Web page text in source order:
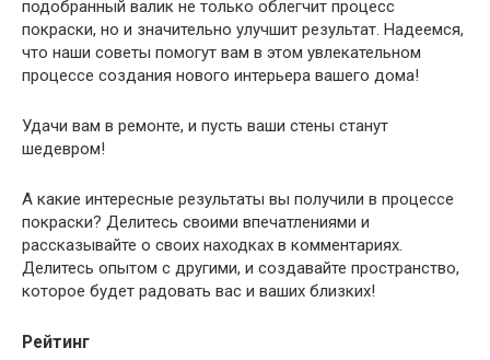
подобранный валик не только облегчит процесс
покраски, но и значительно улучшит результат. Надеемся,
что наши советы помогут вам в этом увлекательном
процессе создания нового интерьера вашего дома!
Удачи вам в ремонте, и пусть ваши стены станут
шедевром!
А какие интересные результаты вы получили в процессе
покраски? Делитесь своими впечатлениями и
рассказывайте о своих находках в комментариях.
Делитесь опытом с другими, и создавайте пространство,
которое будет радовать вас и ваших близких!
Рейтинг